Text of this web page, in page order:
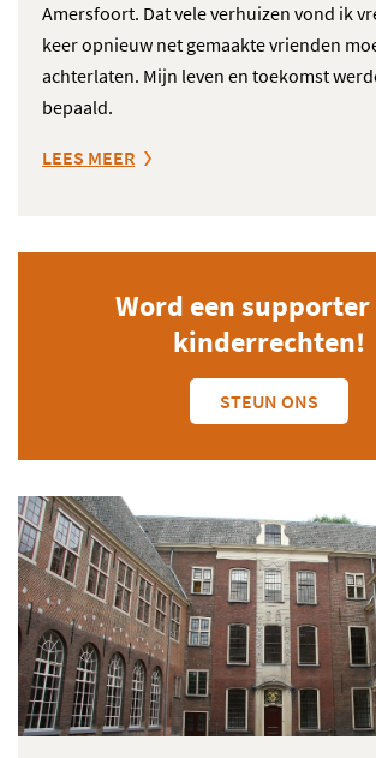
Amersfoort. Dat vele verhuizen vond ik
keer opnieuw net gemaakte vrienden
achterlaten. Mijn leven en toekomst
bepaald.
LEES MEER
Word een
kinderrechten!
STEUN ONS